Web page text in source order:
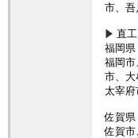
市、吾
直
福岡県
福岡市
市、大
太宰府
佐賀県
佐賀市